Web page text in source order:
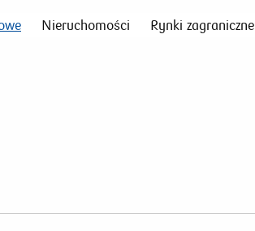
Nieruchomości Rynki zagraniczne